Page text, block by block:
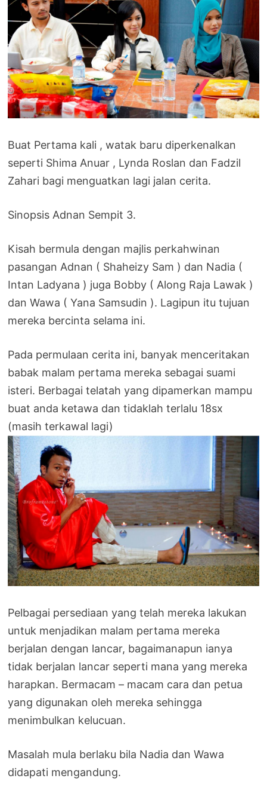
Buat Pertama kali , watak baru diperkenalkan
seperti Shima Anuar , Lynda Roslan dan Fadzil
Zahari bagi menguatkan lagi jalan cerita.
Sinopsis Adnan Sempit 3.
Kisah bermula dengan majlis perkahwinan
pasangan Adnan ( Shaheizy Sam ) dan Nadia (
Intan Ladyana ) juga Bobby ( Along Raja Lawak )
dan Wawa ( Yana Samsudin ). Lagipun itu tujuan
mereka bercinta selama ini.
Pada permulaan cerita ini, banyak menceritakan
babak malam pertama mereka sebagai suami
isteri. Berbagai telatah yang dipamerkan mampu
buat anda ketawa dan tidaklah terlalu 18sx
(masih terkawal lagi)
Pelbagai persediaan yang telah mereka lakukan
untuk menjadikan malam pertama mereka
berjalan dengan lancar, bagaimanapun ianya
tidak berjalan lancar seperti mana yang mereka
harapkan. Bermacam – macam cara dan petua
yang digunakan oleh mereka sehingga
menimbulkan kelucuan.
Masalah mula berlaku bila Nadia dan Wawa
didapati mengandung.